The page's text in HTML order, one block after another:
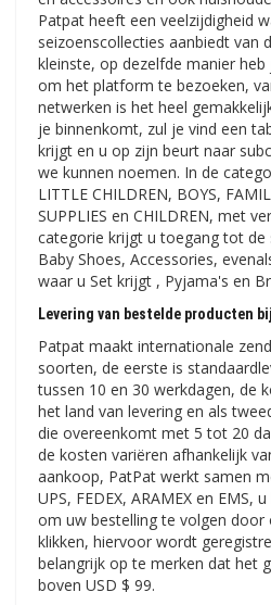
Patpat heeft een veelzijdigheid
seizoenscollecties aanbiedt van
kleinste, op dezelfde manier
om het platform te bezoeken,
netwerken is het heel
je binnenkomt, zul je vind een
krijgt en u op zijn beurt naar
we kunnen noemen. In de
LITTLE CHILDREN, BOYS,
SUPPLIES en CHILDREN, met
categorie krijgt u toegang tot de
Baby Shoes, Accessories,
waar u Set krijgt , Pyjama's en
Levering van bestelde producten
Patpat maakt internationale
soorten, de eerste is
tussen 10 en 30 werkdagen, de
het land van levering en als
die overeenkomt met 5 tot 20
de kosten variëren afhankelijk
aankoop, PatPat werkt samen
UPS, FEDEX, ARAMEX en EMS,
om uw bestelling te volgen door
klikken, hiervoor wordt
belangrijk op te merken dat het
boven USD $ 99.